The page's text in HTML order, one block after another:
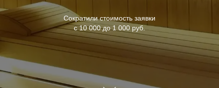
Сократили стоимость заявки
с 10 000 до 1 000 руб.